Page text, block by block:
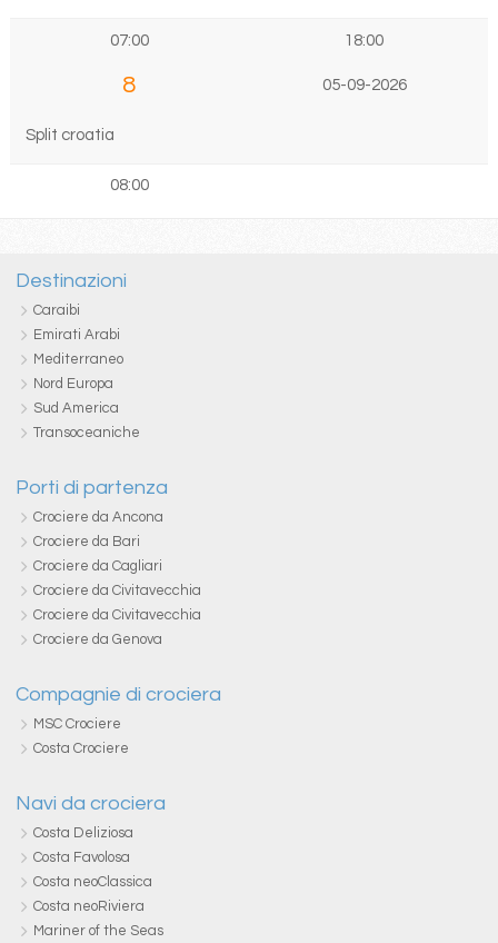
07:00 18:00
8 05-09-2026
Split croatia
08:00
Destinazioni
Caraibi
Emirati Arabi
Mediterraneo
Nord Europa
Sud America
Transoceaniche
Porti di partenza
Crociere da Ancona
Crociere da Bari
Crociere da Cagliari
Crociere da Civitavecchia
Crociere da Civitavecchia
Crociere da Genova
Compagnie di crociera
MSC Crociere
Costa Crociere
Navi da crociera
Costa Deliziosa
Costa Favolosa
Costa neoClassica
Costa neoRiviera
Mariner of the Seas